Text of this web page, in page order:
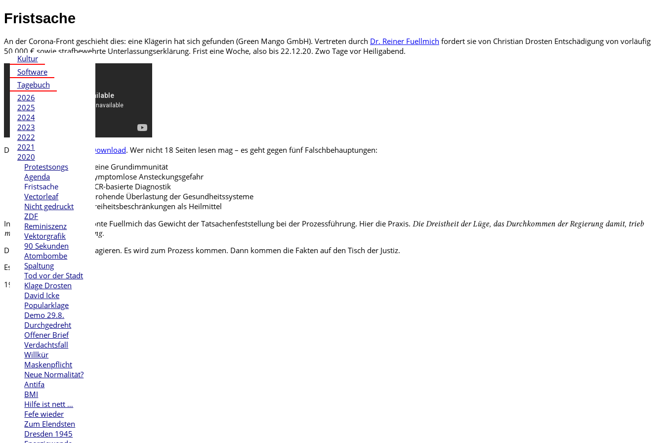
Fristsache
An der Corona-Front geschieht dies: eine Klägerin hat sich gefunden (Green Mango GmbH). Vertreten durch Dr. Reiner Fuellmich fordert sie von Christian Drosten Entschädigung von vorläufig
50.000 € sowie strafbewehrte Unterlassungserklärung. Frist eine Woche, also bis 22.12.20. Zwo Tage vor Heiligabend.
Der Schriftsatz steht zum Download. Wer nicht 18 Seiten lesen mag – es geht gegen fünf Falschbehauptungen:
Falschbehauptung: Keine Grundimmunität
Falschbehauptung: Symptomlose Ansteckungsgefahr
Falschbehauptung: PCR-basierte Diagnostik
Falschbehauptung: Drohende Überlastung der Gesundheitssysteme
Falschbehauptung: Freiheitsbeschränkungen als Heilmittel
In früheren Interviews betonte Fuellmich das Gewicht der Tatsachenfeststellung bei der Prozessführung. Hier die Praxis. Die Dreistheit der Lüge, das Durchkommen der Regierung damit, trieb
mich bisher zur Verzweiflung.
Drosten wird wohl nicht reagieren. Es wird zum Prozess kommen. Dann kommen die Fakten auf den Tisch der Justiz.
Es geht voran.
19.12.2020
Kultur
Software
Tagebuch
2026
2025
2024
2023
2022
2021
2020
Protestsongs
Agenda
Fristsache
Vectorleaf
Nicht gedruckt
ZDF
Reminiszenz
Vektorgrafik
90 Sekunden
Atombombe
Spaltung
Tod vor der Stadt
Klage Drosten
David Icke
Popularklage
Demo 29.8.
Durchgedreht
Offener Brief
Verdachtsfall
Willkür
Maskenpflicht
Neue Normalität?
Antifa
BMI
Hilfe ist nett …
Fefe wieder
Zum Elendsten
Dresden 1945